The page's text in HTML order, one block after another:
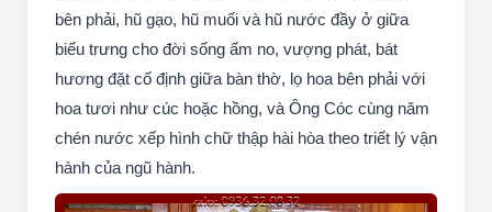
bên phải, hũ gạo, hũ muối và hũ nước đầy ở giữa
biểu trưng cho đời sống ấm no, vượng phát, bát
hương đặt cố định giữa bàn thờ, lọ hoa bên phải với
hoa tươi như cúc hoặc hồng, và Ông Cóc cùng năm
chén nước xếp hình chữ thập hài hòa theo triết lý vận
hành của ngũ hành.